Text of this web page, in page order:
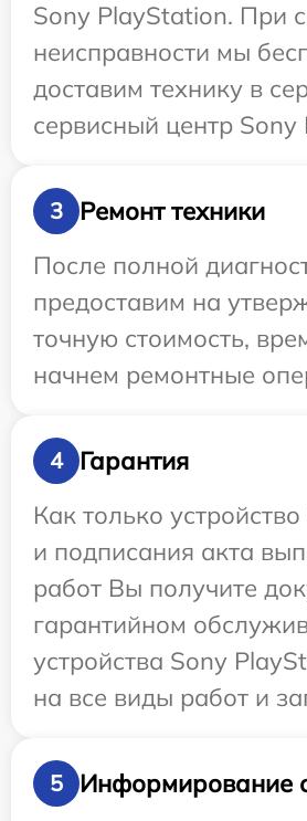
Sony PlayStation. При
неисправности мы
доставим технику в
сервисный центр
3
Ремонт техники
После полной
предоставим на
точную стоимость,
начнем ремонтные
4
Гарантия
Как только
и подписания акта
работ Вы получите
гарантийном
устройства Sony
на все виды работ и
5
Информирование